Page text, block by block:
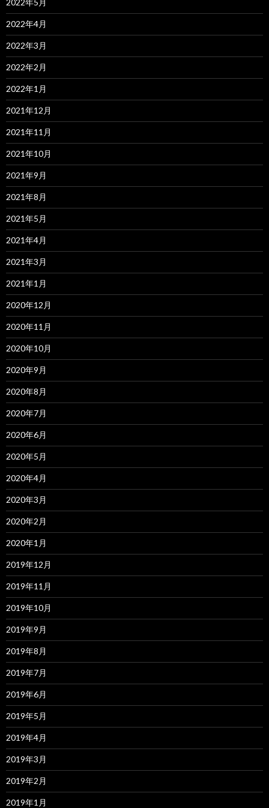
2022年4月
2022年3月
2022年2月
2022年1月
2021年12月
2021年11月
2021年10月
2021年9月
2021年8月
2021年5月
2021年4月
2021年3月
2021年1月
2020年12月
2020年11月
2020年10月
2020年9月
2020年8月
2020年7月
2020年6月
2020年5月
2020年4月
2020年3月
2020年2月
2020年1月
2019年12月
2019年11月
2019年10月
2019年9月
2019年8月
2019年7月
2019年6月
2019年5月
2019年4月
2019年3月
2019年2月
2019年1月